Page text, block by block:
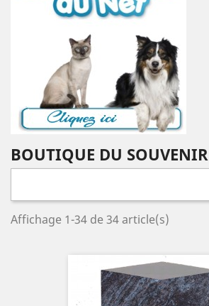
BOUTIQUE DU SOUVENIR
Affichage 1-34 de 34 article(s)